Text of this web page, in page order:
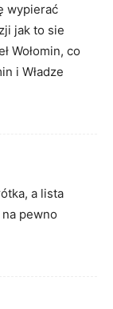
wypierać
jak to sie
Wołomin, co
i Władze
a lista
na pewno